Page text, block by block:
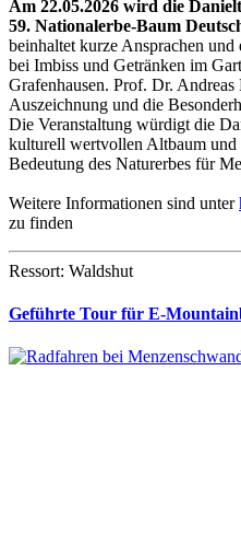
Am 22.05.2026 wird die
59. Nationalerbe-Baum
beinhaltet kurze Ansprachen und
bei Imbiss und Getränken im
Grafenhausen. Prof. Dr.
Auszeichnung und die
Die Veranstaltung würdigt die
kulturell wertvollen Altbaum und
Bedeutung des Naturerbes für
Weitere Informationen sind unter
zu finden
Ressort: Waldshut
Geführte Tour für E-